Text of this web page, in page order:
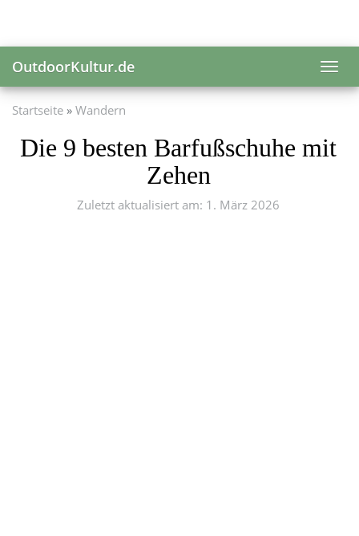
main
content
OutdoorKultur.de
Startseite Wandern
Die 9 besten Barfußschuhe mit
Zehen
Zuletzt aktualisiert am: 1. März 2026